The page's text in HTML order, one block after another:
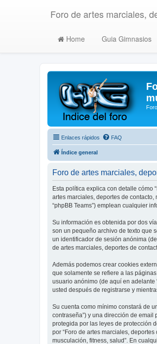
Foro de artes marciales,
Home Guia Gimnasios
Enlaces rápidos FAQ
Índice general
Foro de artes marciales,
Esta política explica con detalle cómo
artes marciales, deportes de contacto,
“phpBB Teams”) emplean cualquier
Su información es obtenida por dos
son un pequeño archivo de texto que
un identificador de sesión anónima
de artes marciales, deportes de
Además podemos crear cookies
que solamente se refiere a las
usuario anónimo (de aquí en adelante
usted después de registrarse y
Su cuenta como mínimo constará de
contraseña”) y una dirección de email
protegida por las leyes de protección
por “Foro de artes marciales,
musculación, fitness, salud”. En